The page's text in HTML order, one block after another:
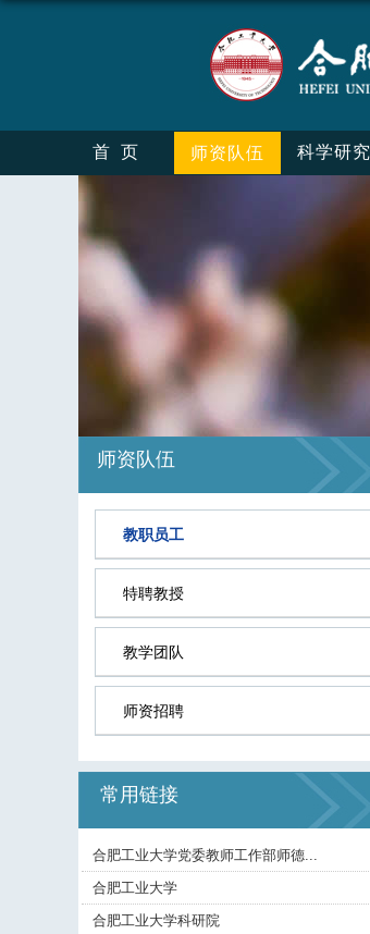
首页 师资队伍 科学研究
师资队伍
教职员工
特聘教授
教学团队
师资招聘
常用链接
合肥工业大学党委教师工作部师德...
合肥工业大学
合肥工业大学科研院